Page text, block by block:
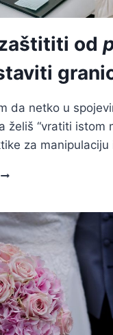
od
da netko u
želiš “vratiti istom
za
PLAYER